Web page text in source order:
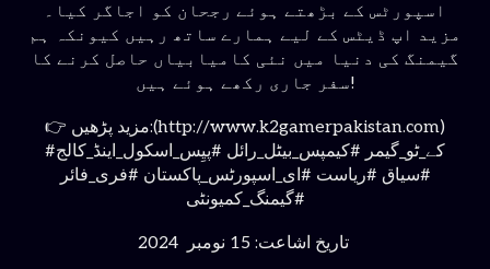
اسپورٹس کے بڑھتے ہوئے رجحان کو اجاگر کیا۔
مزید اپ ڈیٹس کے لیے ہمارے ساتھ رہیں کیونکہ ہم
گیمنگ کی دنیا میں نئی کامیابیاں حاصل کرنے کا
سفر جاری رکھے ہوئے ہیں!
👉 مزید پڑھیں:(http://www.k2gamerpakistan.com)
#کے_ٹو_گیمر #کیمپس_بیٹل_رائل #پیِس_اسکول_اینڈ_کالج
#سیاق #ریاست #ای_اسپورٹس_پاکستان #فری_فائر
#گیمنگ_کمیونٹی
2024 تاریخ اشاعت: 15 نومبر